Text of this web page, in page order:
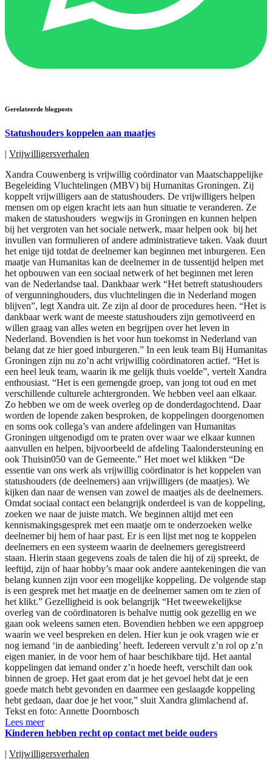
Gerelateerde blogposts
Statushouders koppelen aan maatjes
| Vrijwilligersverhalen
Xandra Couwenberg is vrijwillig coördinator van Maatschappelijke
Begeleiding Vluchtelingen (MBV) bij Humanitas Groningen. Zij
koppelt vrijwilligers aan de statushouders. De vrijwilligers helpen
mensen om op eigen kracht iets aan hun situatie te veranderen. Ze
maken de statushouders wegwijs in Groningen en kunnen helpen
bij het vergroten van het sociale netwerk, maar helpen ook bij het
invullen van formulieren of andere administratieve taken. Vaak duurt
het enige tijd totdat de deelnemer kan beginnen met inburgeren. Een
maatje van Humanitas kan de deelnemer in de tussentijd helpen met
het opbouwen van een sociaal netwerk of het beginnen met leren
van de Nederlandse taal. Dankbaar werk “Het betreft statushouders
of vergunninghouders, dus vluchtelingen die in Nederland mogen
blijven”, legt Xandra uit. Ze zijn al door de procedures heen. “Het is
dankbaar werk want de meeste statushouders zijn gemotiveerd en
willen graag van alles weten en begrijpen over het leven in
Nederland. Bovendien is het voor hun toekomst in Nederland van
belang dat ze hier goed inburgeren.” In een leuk team Bij Humanitas
Groningen zijn nu zo’n acht vrijwillig coördinatoren actief. “Het is
een heel leuk team, waarin ik me gelijk thuis voelde”, vertelt Xandra
enthousiast. “Het is een gemengde groep, van jong tot oud en met
verschillende culturele achtergronden. We hebben veel aan elkaar.
Zo hebben we om de week overleg op de donderdagochtend. Daar
worden de lopende zaken besproken, de koppelingen doorgenomen
en soms ook collega’s van andere afdelingen van Humanitas
Groningen uitgenodigd om te praten over waar we elkaar kunnen
aanvullen en helpen, bijvoorbeeld de afdeling Taalondersteuning en
ook Thuisin050 van de Gemeente.” Het moet wel klikken “De
essentie van ons werk als vrijwillig coördinator is het koppelen van
statushouders (de deelnemers) aan vrijwilligers (de maatjes). We
kijken dan naar de wensen van zowel de maatjes als de deelnemers.
Omdat sociaal contact een belangrijk onderdeel is van de koppeling,
zoeken we naar de juiste match. We beginnen altijd met een
kennismakingsgesprek met een maatje om te onderzoeken welke
deelnemer bij hem of haar past. Er is een lijst met nog te koppelen
deelnemers en een systeem waarin de deelnemers geregistreerd
staan. Hierin staan gegevens zoals de talen die hij of zij spreekt, de
leeftijd, zijn of haar hobby’s maar ook andere aantekeningen die van
belang kunnen zijn voor een mogelijke koppeling. De volgende stap
is een gesprek met het maatje en de deelnemer samen om te zien of
het klikt.” Gezelligheid is ook belangrijk “Het tweewekelijkse
overleg van de coördinatoren is behalve nuttig ook gezellig en we
gaan ook weleens samen eten. Bovendien hebben we een appgroep
waarin we veel bespreken en delen. Hier kun je ook vragen wie er
nog iemand ‘in de aanbieding’ heeft. Iedereen vervult z’n rol op z’n
eigen manier, in de voor hem of haar beschikbare tijd. Het aantal
koppelingen dat iemand onder z’n hoede heeft, verschilt dan ook
binnen de groep. Het gaat erom dat je het gevoel hebt dat je een
goede match hebt gevonden en daarmee een geslaagde koppeling
hebt gedaan, daar doe je het voor,” sluit Xandra glimlachend af.
Tekst en foto: Annette Doornbosch
Lees meer
Kinderen hebben recht op contact met beide ouders
| Vrijwilligersverhalen